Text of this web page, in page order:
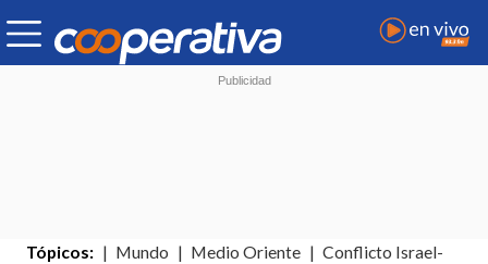
Tópicos: Mundo Medio Oriente
Conflicto Israel-